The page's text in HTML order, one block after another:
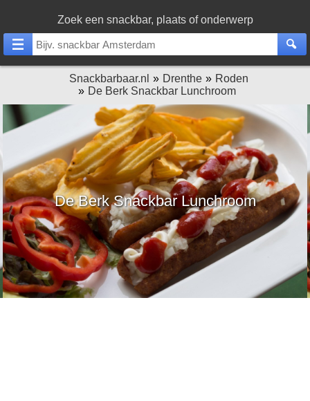
Zoek een snackbar, plaats of onderwerp
Snackbarbaar.nl Drenthe
Roden
De Berk Snackbar Lunchroom
De Berk Snackbar Lunchroom